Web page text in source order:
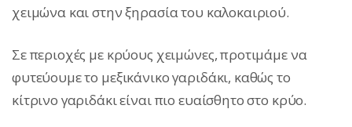
χειμώνα και στην ξηρασία του καλοκαιριού.
Σε περιοχές με κρύους χειμώνες, προτιμάμε να
φυτεύουμε το μεξικάνικο γαριδάκι, καθώς το
κίτρινο γαριδάκι είναι πιο ευαίσθητο στο κρύο.